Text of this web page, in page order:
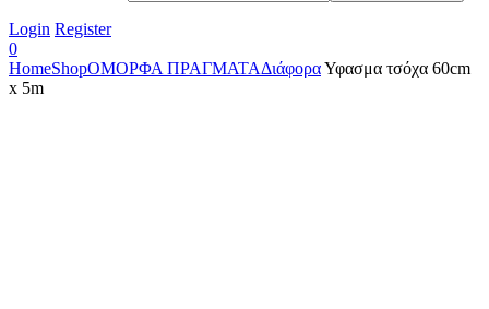
Login Register
0
HomeShopΟΜΟΡΦΑ ΠΡΑΓΜΑΤΑΔιάφοραΥφασμα τσόχα 60cm
x 5m